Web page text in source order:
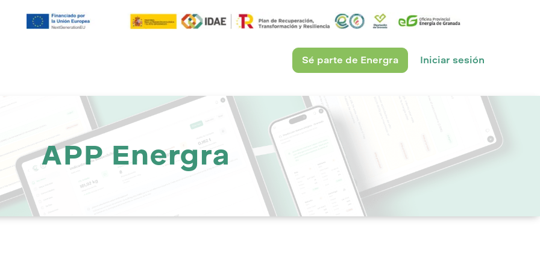
Sé parte de Energra Iniciar sesión
APP Energra